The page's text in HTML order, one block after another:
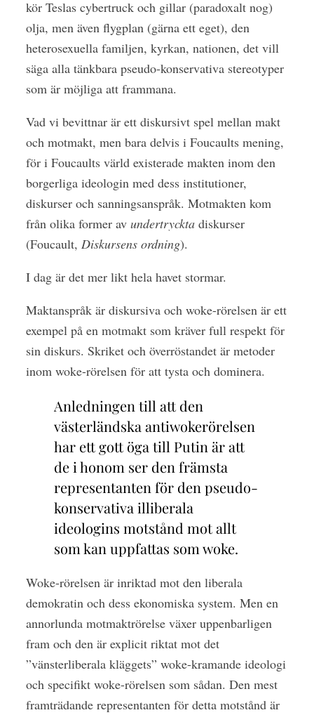
kör Teslas cybertruck och gillar (paradoxalt nog)
olja, men även flygplan (gärna ett eget), den
heterosexuella familjen, kyrkan, nationen, det vill
säga alla tänkbara pseudo-konservativa stereotyper
som är möjliga att frammana.
Vad vi bevittnar är ett diskursivt spel mellan makt
och motmakt, men bara delvis i Foucaults mening,
för i Foucaults värld existerade makten inom den
borgerliga ideologin med dess institutioner,
diskurser och sanningsanspråk. Motmakten kom
från olika former av undertrycktadiskurser
(Foucault, Diskursens ordning).
I dag är det mer likt hela havet stormar.
Maktanspråk är diskursiva och woke-rörelsen är ett
exempel på en motmakt som kräver full respekt för
sin diskurs. Skriket och överröstandet är metoder
inom woke-rörelsen för att tysta och dominera.
Anledningen till att den
västerländska antiwokerörelsen
har ett gott öga till Putin är att
de i honom ser den främsta
representanten för den pseudo-
konservativa illiberala
ideologins motstånd mot allt
som kan uppfattas som woke.
Woke-rörelsen är inriktad mot den liberala
demokratin och dess ekonomiska system. Men en
annorlunda motmaktrörelse växer uppenbarligen
fram och den är explicit riktat mot det
”vänsterliberala kläggets” woke-kramande ideologi
och specifikt woke-rörelsen som sådan. Den mest
framträdande representanten för detta motstånd är